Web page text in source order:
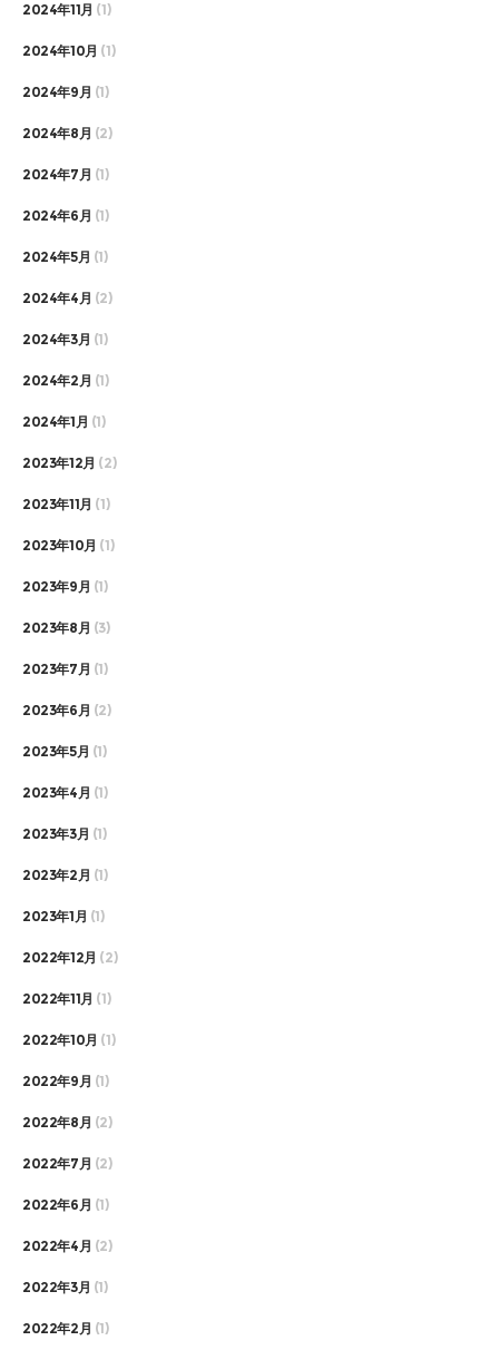
2024年11月 (1)
2024年10月 (1)
2024年9月 (1)
2024年8月 (2)
2024年7月 (1)
2024年6月 (1)
2024年5月 (1)
2024年4月 (2)
2024年3月 (1)
2024年2月 (1)
2024年1月 (1)
2023年12月 (2)
2023年11月 (1)
2023年10月 (1)
2023年9月 (1)
2023年8月 (3)
2023年7月 (1)
2023年6月 (2)
2023年5月 (1)
2023年4月 (1)
2023年3月 (1)
2023年2月 (1)
2023年1月 (1)
2022年12月 (2)
2022年11月 (1)
2022年10月 (1)
2022年9月 (1)
2022年8月 (2)
2022年7月 (2)
2022年6月 (1)
2022年4月 (2)
2022年3月 (1)
2022年2月 (1)